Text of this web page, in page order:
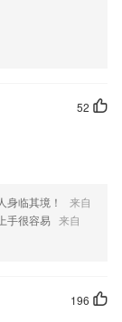
松的实现家校互通
解自己整体的水平
校，2万多个知米
、课程表、好友聊
，提升了稳定性
52
身临其境！
来自
手很容易 来自
196